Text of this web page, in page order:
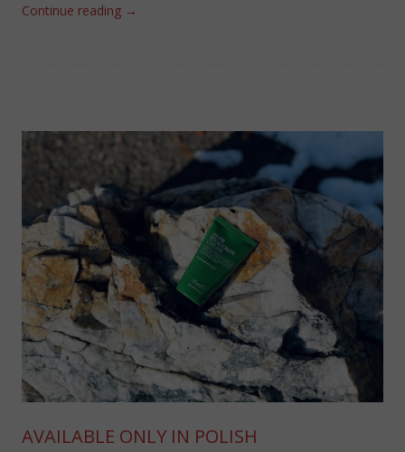
Continue reading →
AVAILABLE ONLY IN POLISH